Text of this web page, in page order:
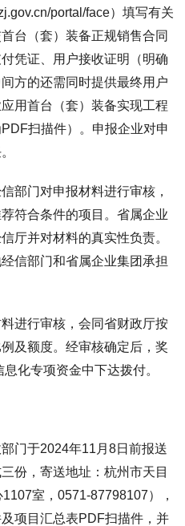
portal/face）填写有关
台（套）装备正规销售合同
凭证、用户接收证明（明确
方的还需同时提供最终用户
用首台（套）装备实现工程
扫描件）。申报企业对申
部门对申报材料进行审核，
符合条件的项目。省属企业
厅并对材料的真实性负责。
信部门和省属企业集团承担
料进行审核，会同省财政厅按
及额度。经审核确定后，奖
化专项资金中下达拨付。
门于2024年11月8日前报送
份，寄送地址：杭州市天目
室，0571-87798107），
项目汇总表PDF扫描件，并